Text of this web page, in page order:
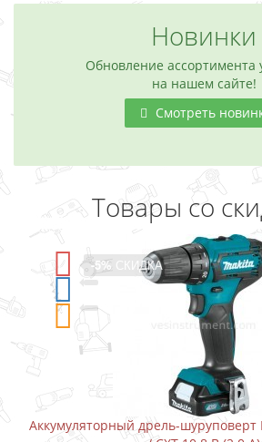
Новинки
Обновление ассортимента
на нашем сайте!
Смотреть
Товары со
Makita DF333DWAE
-5%